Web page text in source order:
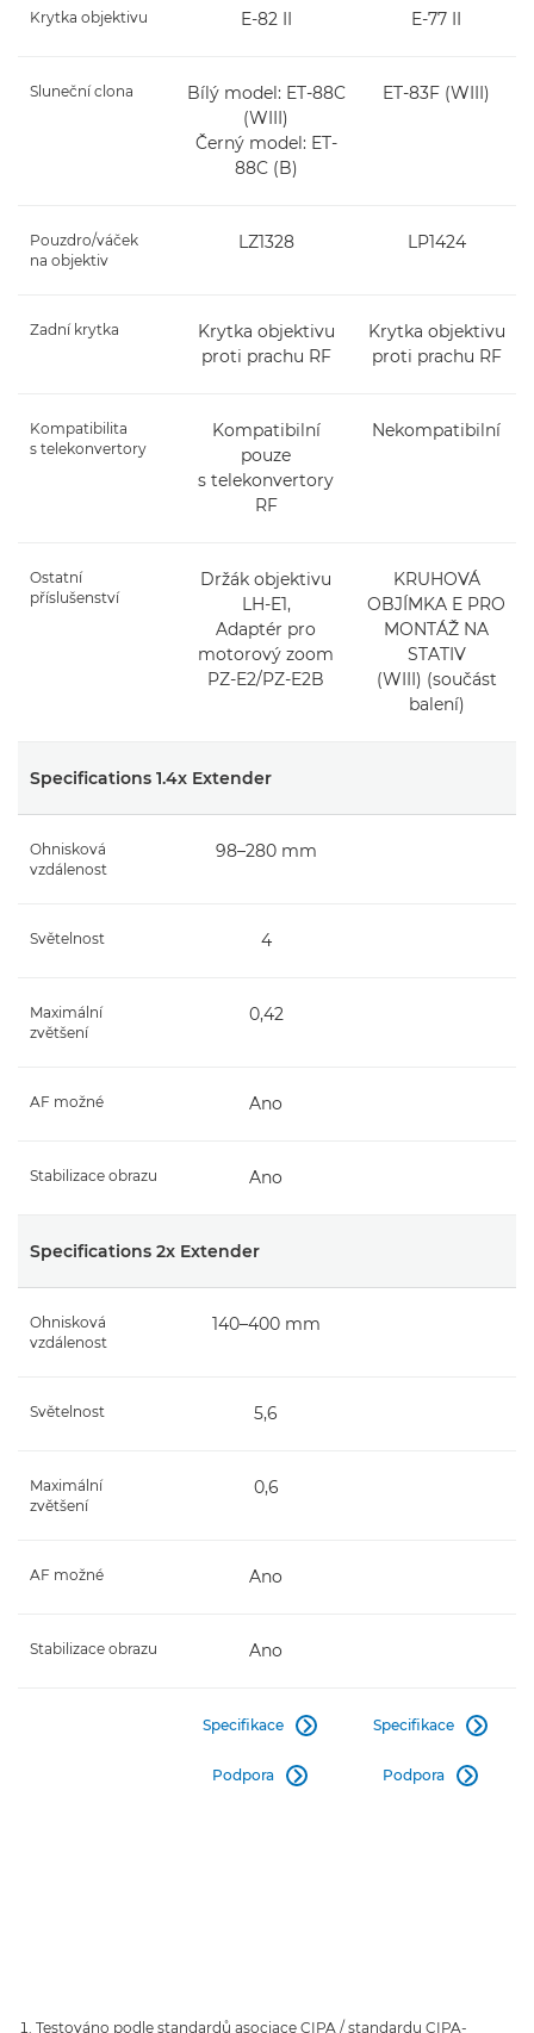
Krytka objektivu E-82 II E-77 II
Sluneční clona
Bílý model: ET-88C
(WIII)
Černý model: ET-
88C (B)
ET-83F (WIII)
Pouzdro/váček
na objektiv
LZ1328 LP1424
Zadní krytka
Krytka objektivu
proti prachu RF
Krytka objektivu
proti prachu RF
Kompatibilita
s telekonvertory
Kompatibilní
pouze
s telekonvertory
RF
Nekompatibilní
Ostatní
příslušenství
Držák objektivu
LH-E1,
Adaptér pro
motorový zoom
PZ-E2/PZ-E2B
KRUHOVÁ
OBJÍMKA E PRO
MONTÁŽ NA
STATIV
(WIII) (součást
balení)
Specifications 1.4x Extender
Ohnisková
vzdálenost
98–280 mm
Světelnost 4
Maximální
zvětšení
0,42
AF možné Ano
Stabilizace obrazu Ano
Specifications 2x Extender
Ohnisková
vzdálenost
140–400 mm
Světelnost 5,6
Maximální
zvětšení
0,6
AF možné Ano
Stabilizace obrazu Ano
Specifikace 
Podpora 
Specifikace 
Podpora 
Testováno podle standardů asociace CIPA / standardu CIPA-